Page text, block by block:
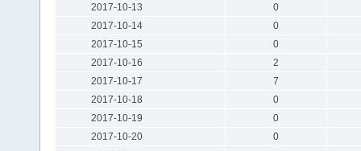
2017-10-13
0
2017-10-14
0
2017-10-15
0
2017-10-16
2
2017-10-17
7
2017-10-18
0
2017-10-19
0
2017-10-20
0